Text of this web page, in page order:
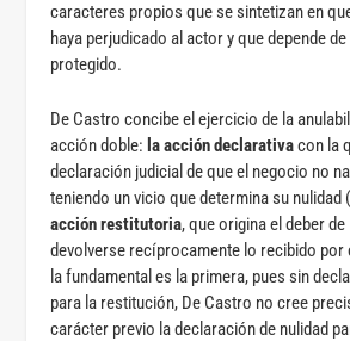
caracteres propios que se sintetizan en
haya perjudicado al actor y que depende de
protegido.
De Castro concibe el ejercicio de la
acción doble: la acción declarativacon la
declaración judicial de que el negocio no
teniendo un vicio que determina su nulidad
acción restitutoria, que origina el deber
devolverse recíprocamente lo recibido por
la fundamental es la primera, pues sin
para la restitución, De Castro no cree
carácter previo la declaración de nulidad